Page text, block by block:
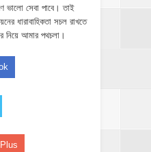
ভালো সেবা পাবে। তাই
ধারাবাহিকতা সচল রাখতে
নিয়ে আমার পথচলা।